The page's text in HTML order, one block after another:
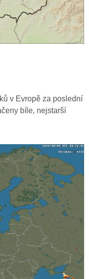
v Evropě za poslední
bíle, nejstarší